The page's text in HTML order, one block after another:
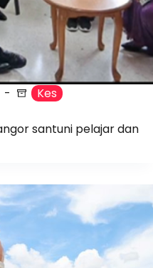
Kes
santuni pelajar dan